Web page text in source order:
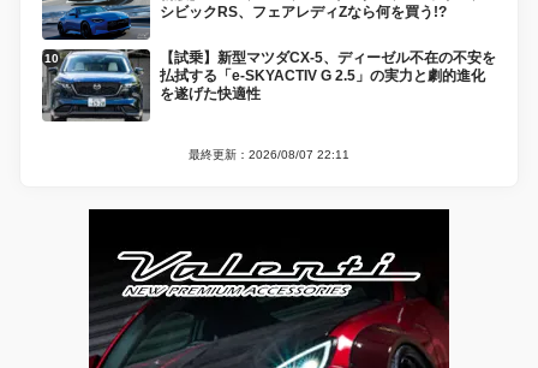
シビックRS、フェアレディZなら何を買う!?
【試乗】新型マツダCX-5、ディーゼル不在の不安を
払拭する「e-SKYACTIV G 2.5」の実力と劇的進化
を遂げた快適性
最終更新：2026/08/07 22:11